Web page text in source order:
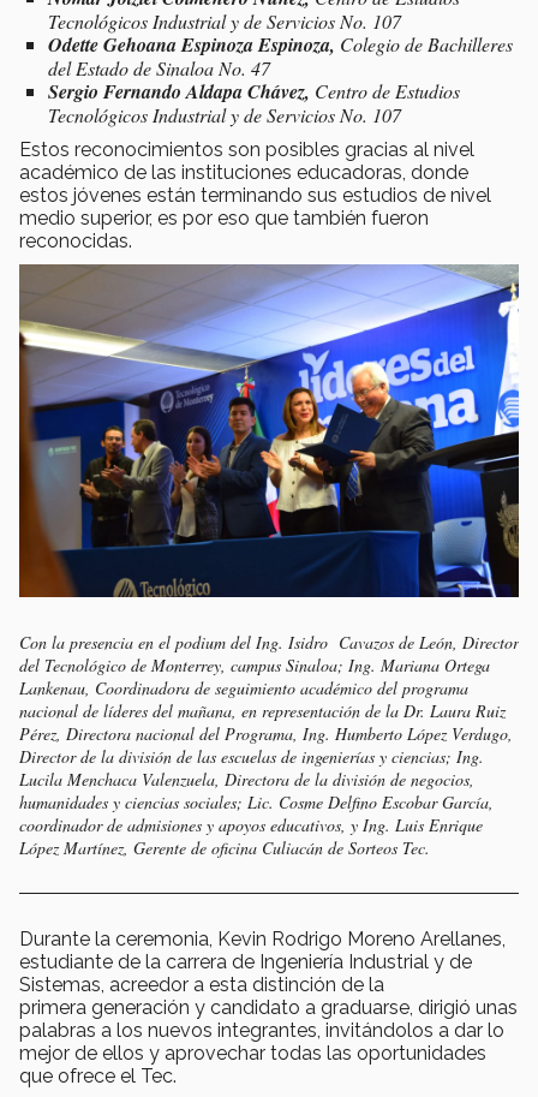
Tecnológicos Industrial y de Servicios No. 107
Odette Gehoana Espinoza Espinoza, Colegio de Bachilleres
del Estado de Sinaloa No. 47
Sergio Fernando Aldapa Chávez, Centro de Estudios
Tecnológicos Industrial y de Servicios No. 107
Estos reconocimientos son posibles gracias al nivel
académico de las instituciones educadoras, donde
estos jóvenes están terminando sus estudios de nivel
medio superior, es por eso que también fueron
reconocidas.
Con la presencia en el podium del Ing. Isidro Cavazos de León, Director
del Tecnológico de Monterrey, campus Sinaloa; Ing. Mariana Ortega
Lankenau, Coordinadora de seguimiento académico del programa
nacional de líderes del mañana, en representación de la Dr. Laura Ruiz
Pérez, Directora nacional del Programa, Ing. Humberto López Verdugo,
Director de la división de las escuelas de ingenierías y ciencias; Ing.
Lucila Menchaca Valenzuela, Directora de la división de negocios,
humanidades y ciencias sociales; Lic. Cosme Delfino Escobar García,
coordinador de admisiones y apoyos educativos, y Ing. Luis Enrique
López Martínez, Gerente de oficina Culiacán de Sorteos Tec.
Durante la ceremonia, Kevin Rodrigo Moreno Arellanes,
estudiante de la carrera de Ingeniería Industrial y de
Sistemas, acreedor a esta distinción de la
primera generación y candidato a graduarse, dirigió unas
palabras a los nuevos integrantes, invitándolos a dar lo
mejor de ellos y aprovechar todas las oportunidades
que ofrece el Tec.